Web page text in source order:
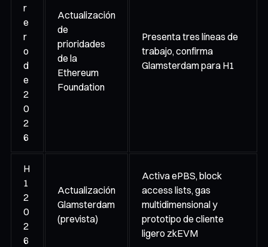
r
e
r
o
d
e
2
0
2
6
Actualización
de
prioridades
de la
Ethereum
Foundation
Presenta tres líneas de
trabajo, confirma
Glamsterdam para H1
H
1
2
0
2
6
Actualización
Glamsterdam
(prevista)
Activa ePBS, block
access lists, gas
multidimensional y
prototipo de cliente
ligero zkEVM